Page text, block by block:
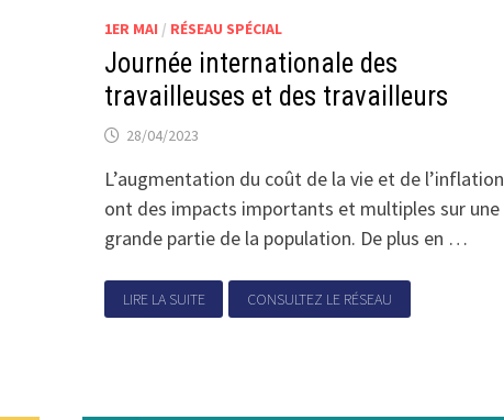
1ER MAI / RÉSEAU SPÉCIAL
Journée internationale des
travailleuses et des travailleurs
28/04/2023
L’augmentation du coût de la vie et de l’inflation
ont des impacts importants et multiples sur une
grande partie de la population. De plus en …
LIRE LA SUITE CONSULTEZ LE RÉSEAU